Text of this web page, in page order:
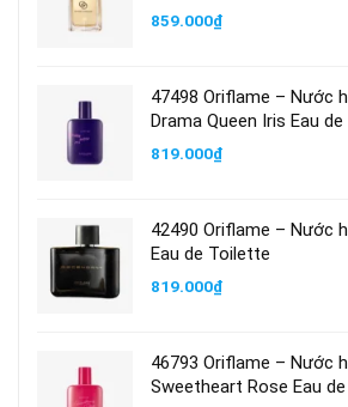
859.000₫
47498 Oriflame – Nước
Drama Queen Iris Eau
819.000₫
42490 Oriflame – Nước
Eau de Toilette
819.000₫
46793 Oriflame – Nước
Sweetheart Rose Eau